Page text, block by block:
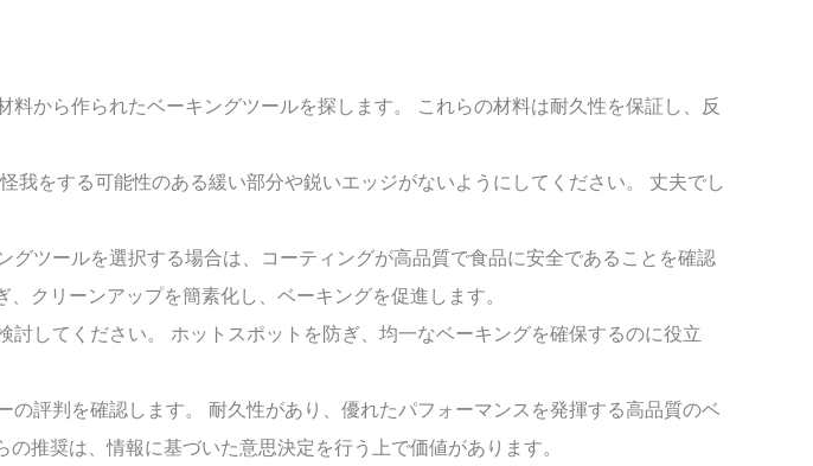
から作られたベーキングツールを探します。 これらの材料は耐久性を保証し、反
をする可能性のある緩い部分や鋭いエッジがないようにしてください。 丈夫でし
ツールを選択する場合は、コーティングが高品質で食品に安全であることを確認
クリーンアップを簡素化し、ベーキングを促進します。
してください。 ホットスポットを防ぎ、均一なベーキングを確保するのに役立
評判を確認します。 耐久性があり、優れたパフォーマンスを発揮する高品質のベ
推奨は、情報に基づいた意思決定を行う上で価値があります。